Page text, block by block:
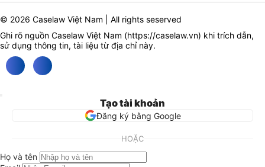
© 2026 Caselaw Việt Nam | All rights seserved
Ghi rõ nguồn Caselaw Việt Nam (https://caselaw.vn) khi trích dẫn,
sử dụng thông tin, tài liệu từ địa chỉ này.
Tạo tài khoản
Đăng ký bằng Google
HOẶC
Họ và tên